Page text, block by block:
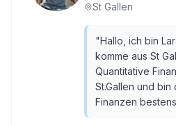
St Gallen
"Hallo, ich bin
komme aus St
Quantitative
St.Gallen und bin
Finanzen